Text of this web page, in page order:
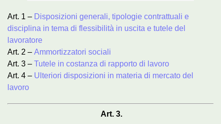
Art. 1 – Disposizioni generali, tipologie contrattuali e
disciplina in tema di flessibilità in uscita e tutele del
lavoratore
Art. 2 – Ammortizzatori sociali
Art. 3 – Tutele in costanza di rapporto di lavoro
Art. 4 – Ulteriori disposizioni in materia di mercato del
lavoro
Art. 3.